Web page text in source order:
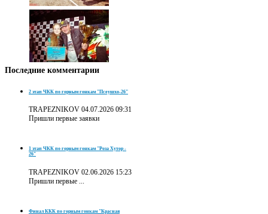
Последние комментарии
2 этап ЧКК по горным гонкам "Псеушхо-26"
TRAPEZNIKOV 04.07.2026 09:31
Пришли первые заявки
1 этап ЧКК по горным гонкам "Роза Хутор -
26"
TRAPEZNIKOV 02.06.2026 15:23
Пришли первые ...
Финал ККК по горным гонкам "Красная